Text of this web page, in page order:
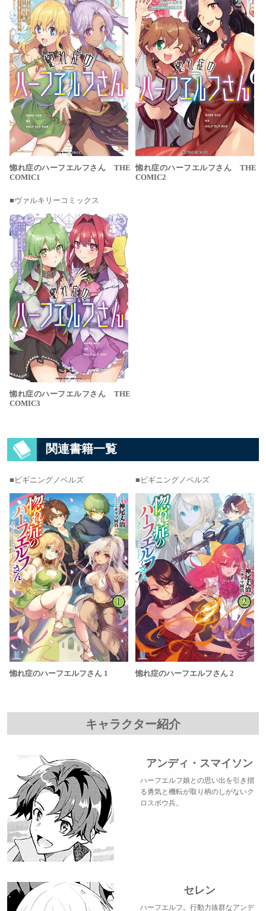
惚れ症のハーフエルフさん THE
COMIC1
惚れ症のハーフエルフさん THE
COMIC2
ヴァルキリーコミックス
惚れ症のハーフエルフさん THE
COMIC3
関連書籍一覧
ビギニングノベルズ
惚れ症のハーフエルフさん 1
ビギニングノベルズ
惚れ症のハーフエルフさん 2
キャラクター紹介
アンディ・スマイソン
ハーフエルフ娘との思い出を引き摺
る勇気と機転が取り柄のしがないク
ロスボウ兵。
セレン
ハーフエルフ。行動力抜群なアンデ